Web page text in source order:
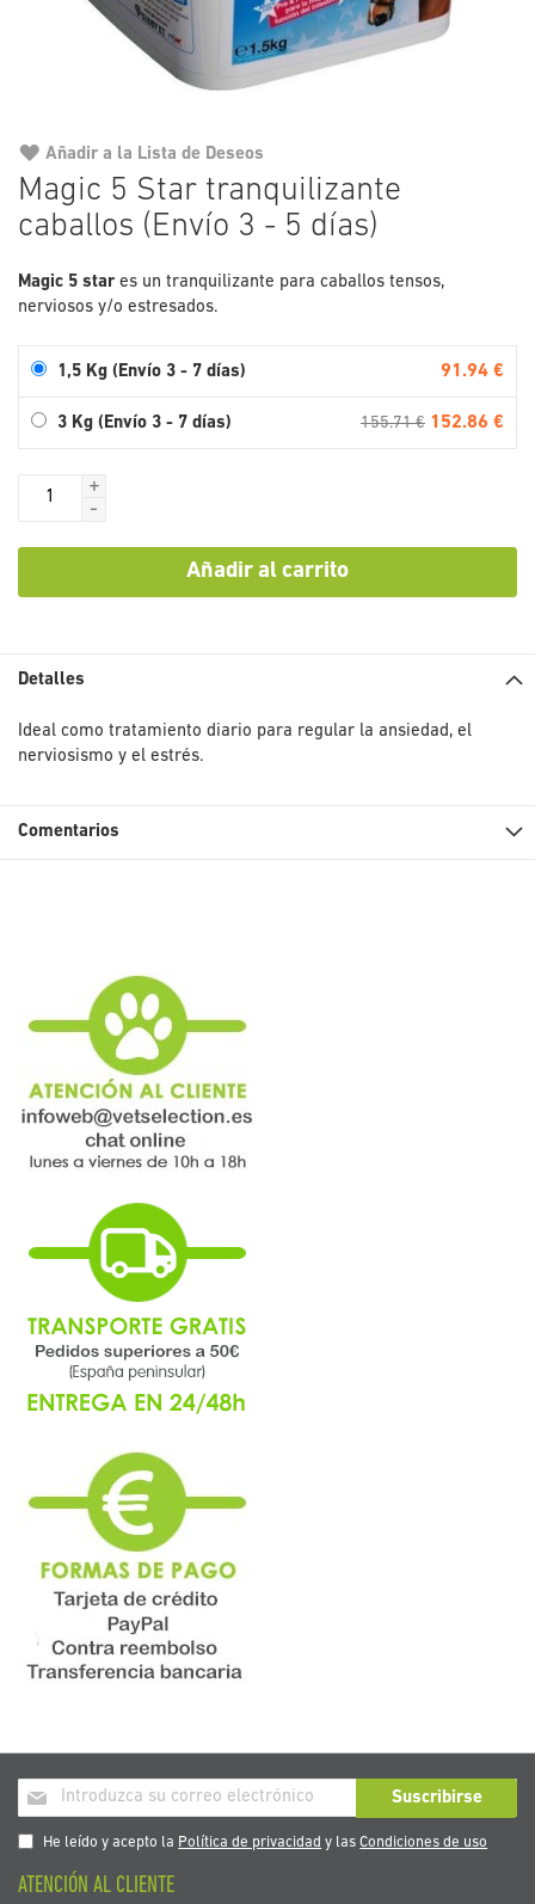
Magic 5 Star tranquilizante
caballos (Envío 3 - 5 días)
Magic 5 stares un tranquilizante para caballos tensos,
nerviosos y/o estresados.
1,5 Kg (Envío 3 - 7 días) 91.94 €
3 Kg (Envío 3 - 7 días) 155.71 € 152.86 €
+
-
Añadir al carrito
Añadir a la Lista de Deseos
al
comienzo
Detalles
Ideal como tratamiento diario para regular la ansiedad, el
nerviosismo y el estrés.
Comentarios
Inscríbase
a
nuestro
de
Suscribirse
He leído y acepto la Política de privacidad y lasCondiciones de uso
ATENCIÓN AL CLIENTE